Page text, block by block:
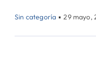
Sin categoría ▪ 29 mayo,